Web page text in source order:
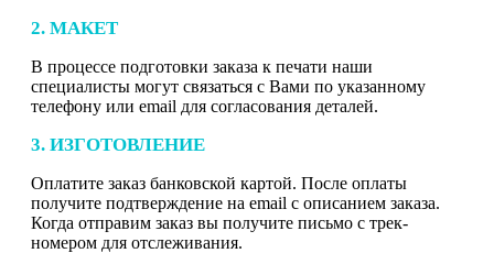
2. МАКЕТ
В процессе подготовки заказа к печати наши
специалисты могут связаться с Вами по указанному
телефону или email для согласования деталей.
3. ИЗГОТОВЛЕНИЕ
Оплатите заказ банковской картой. После оплаты
получите подтверждение на email с описанием заказа.
Когда отправим заказ вы получите письмо с трек-
номером для отслеживания.